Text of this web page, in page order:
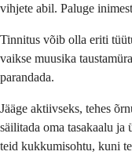
vihjete abil. Paluge
Tinnitus võib olla eriti
vaikse muusika
parandada.
Jääge aktiivseks, tehes
säilitada oma tasakaalu
teid kukkumisohtu, kuni